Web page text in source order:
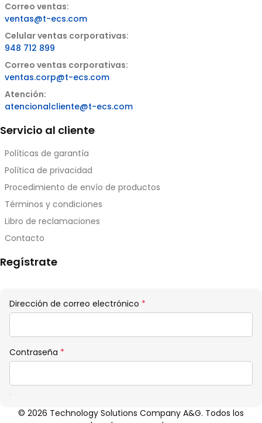
Correo ventas:
ventas@t-ecs.com
Celular ventas corporativas:
948 712 899
Correo ventas corporativas:
ventas.corp@t-ecs.com
Atención:
atencionalcliente@t-ecs.com
Servicio al cliente
Políticas de garantía
Política de privacidad
Procedimiento de envío de productos
Términos y condiciones
Libro de reclamaciones
Contacto
Regístrate
Dirección de correo electrónico *
Contraseña *
© 2026 Technology Solutions Company A&G. Todos los